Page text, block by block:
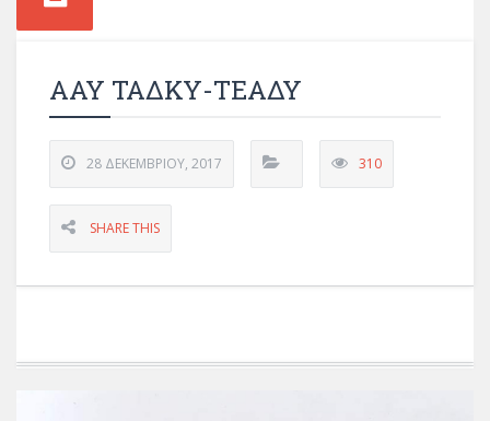
ΑΑΥ ΤΑΔΚΥ-ΤΕΑΔΥ
28 ΔΕΚΕΜΒΡΊΟΥ, 2017 310
SHARE THIS